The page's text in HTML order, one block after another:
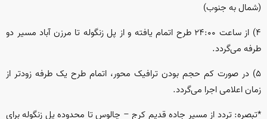
(شمال به جنوب)
۴) از ساعت ۲۴:۰۰ طرح اتمام یافته و از پل زنگوله تا مرزن آباد مسیر دو
طرفه می‌گردد.
۵) در صورت کم حجم بودن ترافیک محور، اتمام طرح یک طرفه زودتر از
زمان اعلامی اجرا می‌گردد.
*تبصره: تردد از مسیر جاده قدیم کرج – چالوس تا محدوده پل زنگوله برای